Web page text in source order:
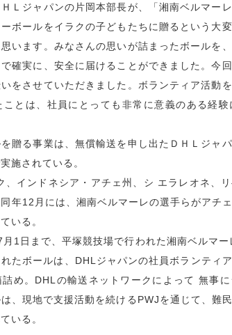
Ｌジャパンの片岡本部長が、「湘南ベルマー
ボールをイラクの子どもたちに贈るという大
います。みなさんの思いが詰まったボールを
確実に、安全に届けることができました。今
をさせていただきました。ボランティア活動
とは、社員にとっても非常に意義のある経
贈る事業は、無償輸送を申し出たＤＨＬジャパ
施されている。
インドネシア・アチェ州、シ エラレオネ、
年12月には、湘南ベルマーレの選手らがアチ
いる。
1日まで、平塚競技場で行われた湘南ベルマー
たボールは、DHLジャパンの社員ボランティ
め。DHLの輸送ネットワークによって 無事
、現地で支援活動を続けるPWJを通じて、難
いる。